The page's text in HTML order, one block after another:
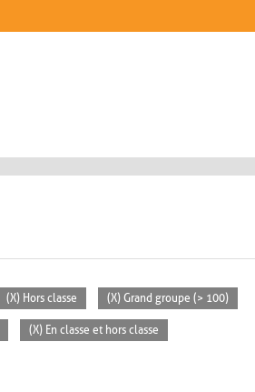
(X) Hors classe (X) Grand groupe (> 100)
(X) En classe et hors classe